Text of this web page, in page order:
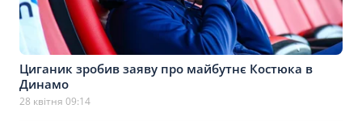
Циганик зробив заяву про майбутнє Костюка в
Динамо
28 квітня 09:14